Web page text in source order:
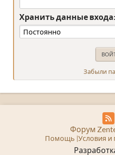
Хранить данные входа:
Забыли
Форум
Помощь Условия и